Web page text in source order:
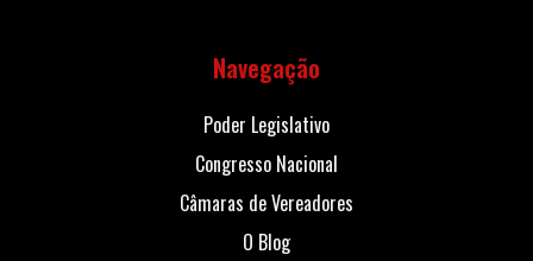
Navegação
Poder Legislativo
Congresso Nacional
Câmaras de Vereadores
O Blog